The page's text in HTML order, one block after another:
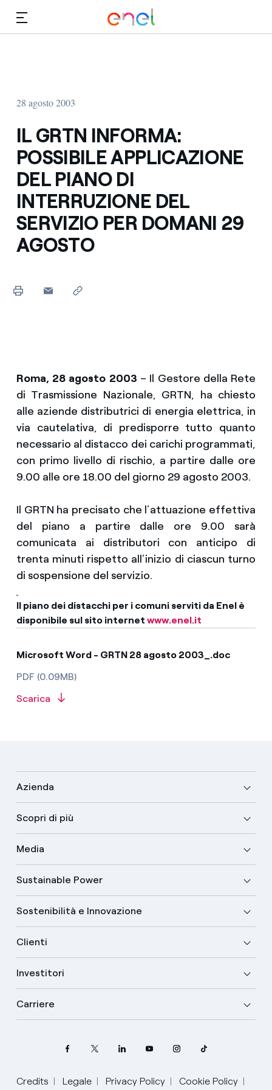
28 agosto 2003
IL GRTN INFORMA:
POSSIBILE APPLICAZIONE
DEL PIANO DI
INTERRUZIONE DEL
SERVIZIO PER DOMANI 29
AGOSTO
Roma, 28 agosto 2003 – Il Gestore della Rete
di Trasmissione Nazionale, GRTN, ha chiesto
alle aziende distributrici di energia elettrica, in
via cautelativa, di predisporre tutto quanto
necessario al distacco dei carichi programmati,
con primo livello di rischio, a partire dalle ore
9.00 alle ore 18.00 del giorno 29 agosto 2003.
Il GRTN ha precisato che l’attuazione effettiva
del piano a partire dalle ore 9.00 sarà
comunicata ai distributori con anticipo di
trenta minuti rispetto all’inizio di ciascun turno
di sospensione del servizio.
Il piano dei distacchi per i comuni serviti da Enel è
disponibile sul sito internet www.enel.it
Microsoft Word - GRTN 28 agosto 2003_.doc
PDF (0.09MB)
Scarica
Azienda
Scopri di più
Media
Sustainable Power
Sostenibilità e Innovazione
Clienti
Investitori
Carriere
Credits Legale Privacy Policy Cookie Policy